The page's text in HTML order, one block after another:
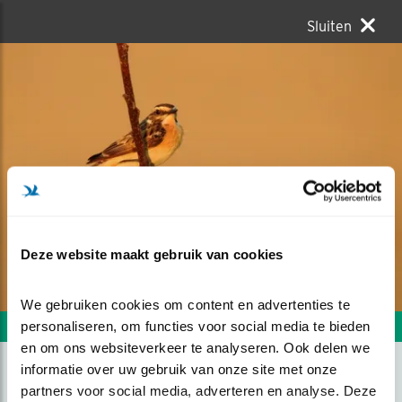
Deze website maakt gebruik van cookies
We gebruiken cookies om content en advertenties te
personaliseren, om functies voor social media te bieden
en om ons websiteverkeer te analyseren. Ook delen we
informatie over uw gebruik van onze site met onze
partners voor social media, adverteren en analyse. Deze
Sluiten
Volgende foto Vorige foto